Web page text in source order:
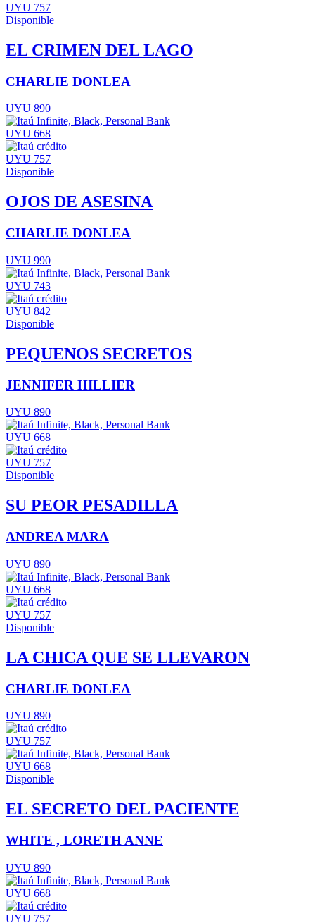
UYU 757
Disponible
EL CRIMEN DEL LAGO
CHARLIE DONLEA
UYU 890
UYU 668
UYU 757
Disponible
OJOS DE ASESINA
CHARLIE DONLEA
UYU 990
UYU 743
UYU 842
Disponible
PEQUENOS SECRETOS
JENNIFER HILLIER
UYU 890
UYU 668
UYU 757
Disponible
SU PEOR PESADILLA
ANDREA MARA
UYU 890
UYU 668
UYU 757
Disponible
LA CHICA QUE SE LLEVARON
CHARLIE DONLEA
UYU 890
UYU 757
UYU 668
Disponible
EL SECRETO DEL PACIENTE
WHITE , LORETH ANNE
UYU 890
UYU 668
UYU 757